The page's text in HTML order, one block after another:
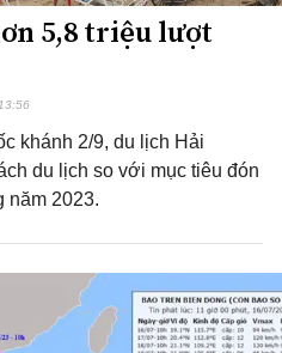
5,8 triệu lượt
khánh 2/9, du lịch Hải
du lịch so với mục tiêu đón
năm 2023.